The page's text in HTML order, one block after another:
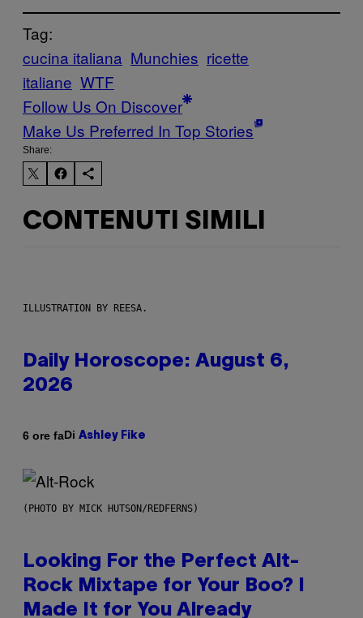
Tag:
cucina italiana Munchies ricette
italiane WTF
Follow Us On Discover
Make Us Preferred In Top Stories
Share:
CONTENUTI SIMILI
ILLUSTRATION BY REESA.
Daily Horoscope: August 6,
2026
6 ore faDi Ashley Fike
(PHOTO BY MICK HUTSON/REDFERNS)
Looking For the Perfect Alt-
Rock Mixtape for Your Boo? I
Made It for You Already